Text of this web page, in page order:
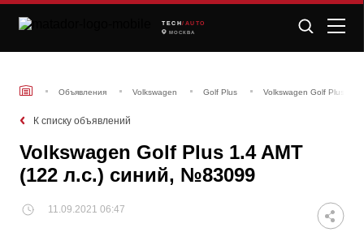
TECH /AUTO
МОСКВА
Объявления Volkswagen Golf Plus Volkswagen Golf Plus
К списку объявлений
Volkswagen Golf Plus 1.4 AMT
(122 л.с.) синий, №83099
11.09.2021 06:47